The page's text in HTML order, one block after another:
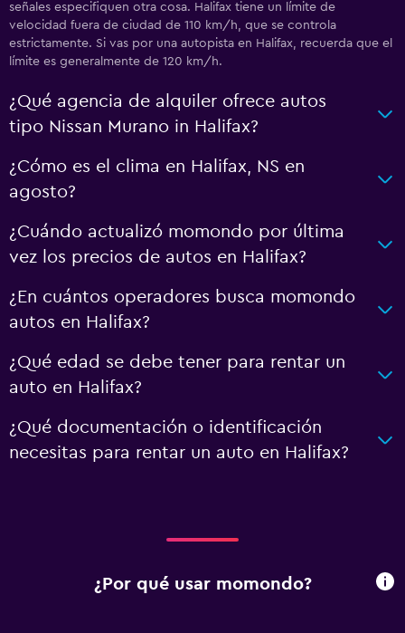
señales especifiquen otra cosa. Halifax tiene un límite de
velocidad fuera de ciudad de 110 km/h, que se controla
estrictamente. Si vas por una autopista en Halifax, recuerda que el
límite es generalmente de 120 km/h.
¿Qué agencia de alquiler ofrece autos
tipo Nissan Murano in Halifax?
¿Cómo es el clima en Halifax, NS en
agosto?
¿Cuándo actualizó momondo por última
vez los precios de autos en Halifax?
¿En cuántos operadores busca momondo
autos en Halifax?
¿Qué edad se debe tener para rentar un
auto en Halifax?
¿Qué documentación o identificación
necesitas para rentar un auto en Halifax?
¿Por qué usar momondo?